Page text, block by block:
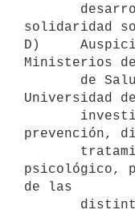
solidaridad
D)
Ministerios
Universidad
prevención,
psicológico,
de las